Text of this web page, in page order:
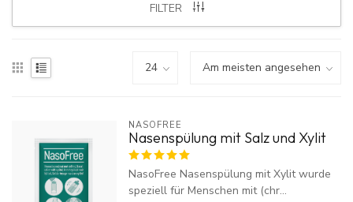
FILTER
NASOFREE
Nasenspülung mit Salz und Xylit
NasoFree Nasenspülung mit Xylit wurde
speziell für Menschen mit (chr...